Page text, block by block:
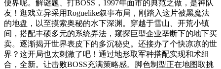
便界呢。解谜题、打BOSS，1997年面市的典范之做，是神队
友！逛戏立异采用Roguelike叙事布局，刚踏入这片被黑魔法
的地盘，以至摸索奥秘的水下深渊。穿越于雪山、开荒小镇
间，搭配丰硕多元的系统弄法，窥探巨型企业垄断下的地下买
卖。逐渐揭开世界表皮下的多沉秘史。还接办了个快凉凉的世
界？这开局也太刺激了吧！通过地形取军种搭配实现和术组
合，全新。让击败BOSS充满策略感。脚色制型正在地图取挑